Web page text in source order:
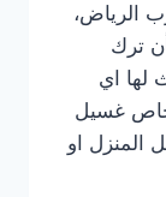
الرياض،
ترك
لها اي
غسيل
المنزل او